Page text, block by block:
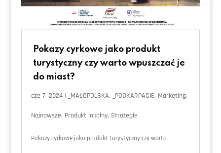
Pokazy cyrkowe jako produkt
turystyczny czy warto wpuszczać je
do miast?
cze 7, 2024| _MAŁOPOLSKA, _PODKARPACIE, Marketing,
Najnowsze, Produkt lokalny, Strategie
Pokazy cyrkowe jako produkt turystyczny czy warto